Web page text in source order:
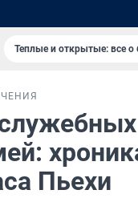
Теплые и открытые: все о
Пьехи